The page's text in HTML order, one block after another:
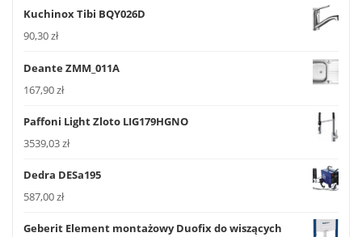
Kuchinox Tibi BQY026D
90,30zł
Deante ZMM_011A
167,90zł
Paffoni Light Zloto LIG179HGNO
3539,03zł
Dedra DESa195
587,00zł
Geberit Element montażowy Duofix do wiszących